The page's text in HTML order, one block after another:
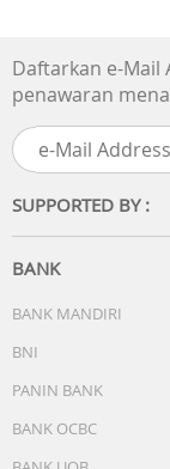
Daftarkan e-Mail
penawaran
SUPPORTED BY :
BANK
BANK MANDIRI
BNI
PANIN BANK
BANK OCBC